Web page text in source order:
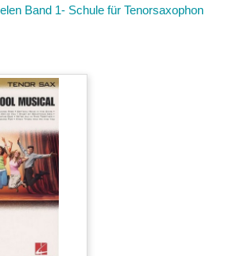
Band 1- Schule für Tenorsaxophon